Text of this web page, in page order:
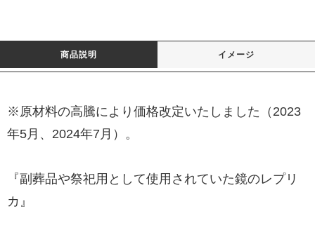
商品説明 イメージ
※原材料の高騰により価格改定いたしました（2023
年5月、2024年7月）。
『副葬品や祭祀用として使用されていた鏡のレプリ
カ』